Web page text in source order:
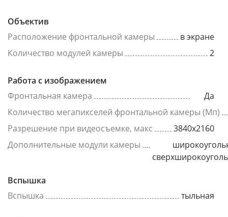
Объектив
Расположение фронтальной камеры
в экране
Количество модулей камеры
2
Работа с изображением
Фронтальная камера
Да
Количество мегапикселей фронтальной камеры (Мп)
Разрешение при видеосъемке, макс
3840x2160
Дополнительные модули камеры
Вспышка
Вспышка
тыльная